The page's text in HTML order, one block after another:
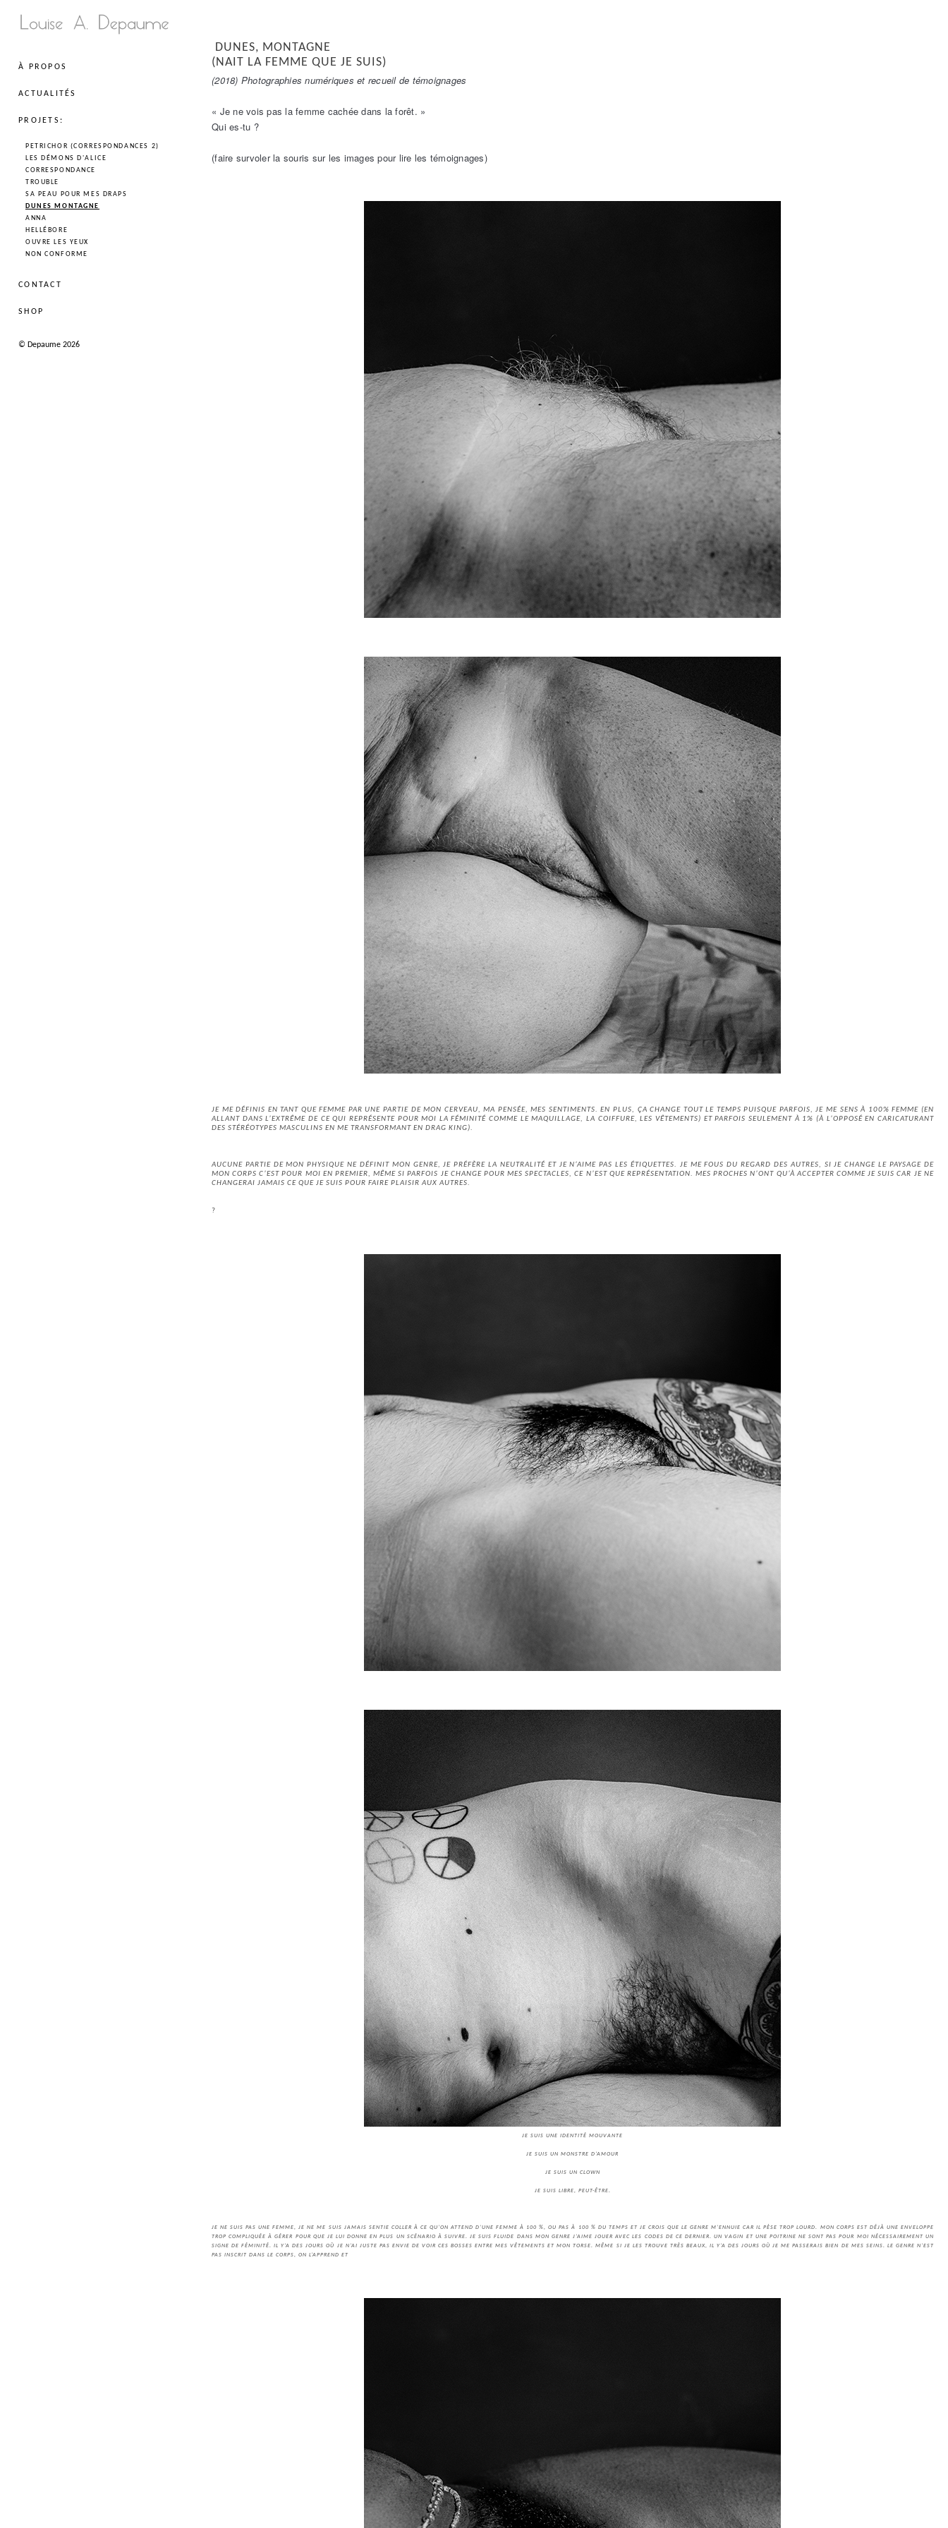
À PROPOS
ACTUALITÉS
PROJETS:
PETRICHOR (CORRESPONDANCES 2)
LES DÉMONS D'ALICE
CORRESPONDANCE
TROUBLE
SA PEAU POUR MES DRAPS
DUNES MONTAGNE
ANNA
HELLÉBORE
OUVRE LES YEUX
NON CONFORME
CONTACT
SHOP
© Depaume 2026
DUNES, MONTAGNE
(NAIT LA FEMME QUE JE SUIS)
(2018) Photographies numériques et recueil de témoignages
« Je ne vois pas la femme cachée dans la forêt. »
Qui es-tu ?
(faire survoler la souris sur les images pour lire les témoignages)
JE ME DÉFINIS EN TANT QUE FEMME PAR UNE PARTIE DE MON CERVEAU, MA PENSÉE, MES SENTIMENTS. EN PLUS, ÇA CHANGE TOUT LE TEMPS PUISQUE PARFOIS, JE ME SENS À 100% FEMME (EN
ALLANT DANS L’EXTRÊME DE CE QUI REPRÉSENTE POUR MOI LA FÉMINITÉ COMME LE MAQUILLAGE, LA COIFFURE, LES VÊTEMENTS) ET PARFOIS SEULEMENT À 1% (À L’OPPOSÉ EN CARICATURANT
DES STÉRÉOTYPES MASCULINS EN ME TRANSFORMANT EN DRAG KING).
AUCUNE PARTIE DE MON PHYSIQUE NE DÉFINIT MON GENRE, JE PRÉFÈRE LA NEUTRALITÉ ET JE N’AIME PAS LES ÉTIQUETTES. JE ME FOUS DU REGARD DES AUTRES, SI JE CHANGE LE PAYSAGE DE
MON CORPS C’EST POUR MOI EN PREMIER, MÊME SI PARFOIS JE CHANGE POUR MES SPECTACLES, CE N’EST QUE REPRÉSENTATION. MES PROCHES N’ONT QU’À ACCEPTER COMME JE SUIS CAR JE NE
CHANGERAI JAMAIS CE QUE JE SUIS POUR FAIRE PLAISIR AUX AUTRES.
?
JE SUIS UNE IDENTITÉ MOUVANTE
JE SUIS UN MONSTRE D’AMOUR
JE SUIS UN CLOWN
JE SUIS LIBRE, PEUT-ÊTRE.
JE NE SUIS PAS UNE FEMME, JE NE ME SUIS JAMAIS SENTIE COLLER À CE QU’ON ATTEND D’UNE FEMME À 100 %, OU PAS À 100 % DU TEMPS ET JE CROIS QUE LE GENRE M’ENNUIE CAR IL PÈSE TROP LOURD. MON CORPS EST DÉJÀ UNE ENVELOPPE
TROP COMPLIQUÉE À GÉRER POUR QUE JE LUI DONNE EN PLUS UN SCÉNARIO À SUIVRE. JE SUIS FLUIDE DANS MON GENRE J’AIME JOUER AVEC LES CODES DE CE DERNIER. UN VAGIN ET UNE POITRINE NE SONT PAS POUR MOI NÉCESSAIREMENT UN
SIGNE DE FÉMINITÉ. IL Y’A DES JOURS OÙ JE N’AI JUSTE PAS ENVIE DE VOIR CES BOSSES ENTRE MES VÊTEMENTS ET MON TORSE. MÊME SI JE LES TROUVE TRÈS BEAUX, IL Y’A DES JOURS OÙ JE ME PASSERAIS BIEN DE MES SEINS. LE GENRE N’EST
PAS INSCRIT DANS LE CORPS, ON L’APPREND ET